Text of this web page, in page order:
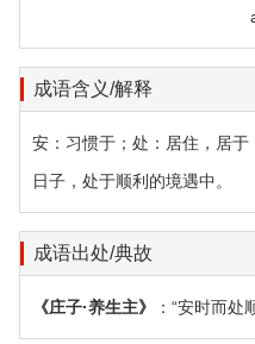
成语含义/解释
安：习惯于；处：居住，居
日子，处于顺利的境遇中。
成语出处/典故
《庄子·养生主》 ：“安时而处